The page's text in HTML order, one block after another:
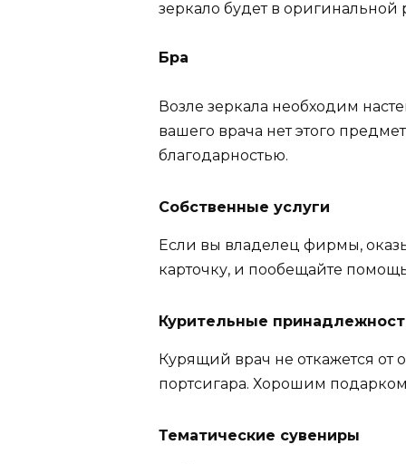
зеркало будет в оригинальной
Бра
Возле зеркала необходим
вашего врача нет этого
благодарностью.
Собственные услуги
Если вы владелец фирмы,
карточку, и пообещайте
Курительные
Курящий врач не откажется
портсигара. Хорошим подарком
Тематические сувениры